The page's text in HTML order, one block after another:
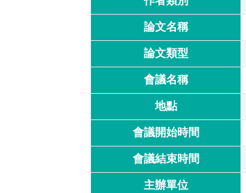
論文名稱
論文類型
會議名稱
地點
會議開始時間
會議結束時間
主辦單位